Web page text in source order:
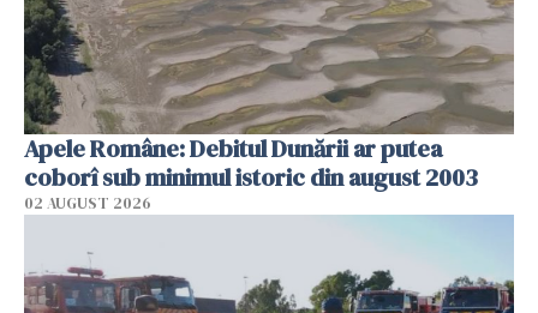
Apele Române: Debitul Dunării ar putea
coborî sub minimul istoric din august 2003
02 AUGUST 2026